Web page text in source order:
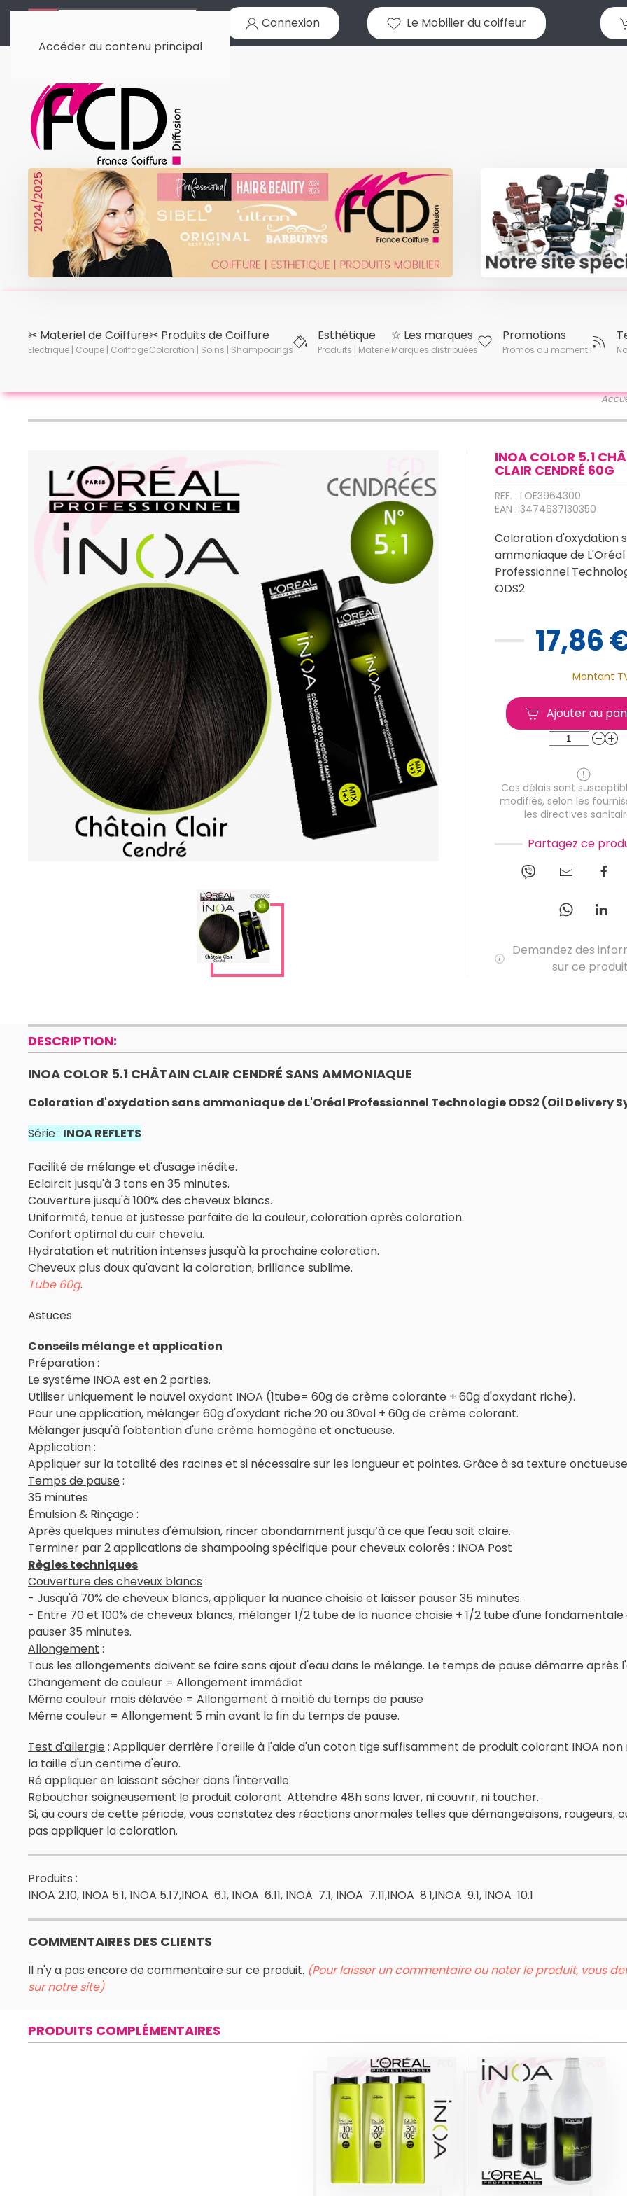
Accéder au contenu principal
Connexion Le Mobilier du coiffeur
✂︎ Materiel de Coiffure
Electrique | Coupe | Coiffage
✂︎ Produits de Coiffure
Coloration | Soins | Shampooings
Esthétique
Produits | Materiel
☆ Les marques
Marques distribuées
Promotions
Promos du moment !
INOA COLOR 5.1
CLAIR CENDRÉ 60G
REF. : LOE3964300
EAN : 3474637130350
Coloration d'oxydation
ammoniaque de L'Oréal
Professionnel
ODS2
17,86
Montant
Ajouter au
Ces délais sont
modifiés, selon les
les directives
Partagez ce
Demandez des
sur ce produit
DESCRIPTION:
INOA COLOR 5.1 CHÂTAIN CLAIR CENDRÉ SANS AMMONIAQUE
Coloration d'oxydation sans ammoniaque de L'Oréal Professionnel Technologie ODS2 (Oil Delivery
Série : INOA REFLETS
Facilité de mélange et d'usage inédite.
Eclaircit jusqu'à 3 tons en 35 minutes.
Couverture jusqu'à 100% des cheveux blancs.
Uniformité, tenue et justesse parfaite de la couleur, coloration après coloration.
Confort optimal du cuir chevelu.
Hydratation et nutrition intenses jusqu'à la prochaine coloration.
Cheveux plus doux qu'avant la coloration, brillance sublime.
Tube 60g.
Astuces
Conseils mélange et application
Préparation:
Le systéme INOA est en 2 parties.
Utiliser uniquement le nouvel oxydant INOA (1tube= 60g de crème colorante + 60g d'oxydant riche).
Pour une application, mélanger 60g d'oxydant riche 20 ou 30vol + 60g de crème colorant.
Mélanger jusqu'à l'obtention d'une crème homogène et onctueuse.
Application:
Appliquer sur la totalité des racines et si nécessaire sur les longueur et pointes. Grâce à sa texture
Temps de pause:
35 minutes
Émulsion & Rinçage :
Après quelques minutes d'émulsion, rincer abondamment jusqu’à ce que l'eau soit claire.
Terminer par 2 applications de shampooing spécifique pour cheveux colorés : INOA Post
Règles techniques
Couverture des cheveux blancs :
- Jusqu'à 70% de cheveux blancs, appliquer la nuance choisie et laisser pauser 35 minutes.
- Entre 70 et 100% de cheveux blancs, mélanger 1/2 tube de la nuance choisie + 1/2 tube d'une
pauser 35 minutes.
Allongement :
Tous les allongements doivent se faire sans ajout d'eau dans le mélange. Le temps de pause démarre après
Changement de couleur = Allongement immédiat
Même couleur mais délavée = Allongement à moitié du temps de pause
Même couleur = Allongement 5 min avant la fin du temps de pause.
Test d'allergie: Appliquer derrière l'oreille à l'aide d'un coton tige suffisamment de produit colorant INOA
la taille d'un centime d'euro.
Ré appliquer en laissant sécher dans l'intervalle.
Reboucher soigneusement le produit colorant. Attendre 48h sans laver, ni couvrir, ni toucher.
Si, au cours de cette période, vous constatez des réactions anormales telles que démangeaisons, rougeurs,
pas appliquer la coloration.
Produits :
INOA 2.10, INOA 5.1, INOA 5.17,INOA 6.1, INOA 6.11, INOA 7.1, INOA 7.11,INOA 8.1,INOA 9.1, INOA 10.1
COMMENTAIRES DES CLIENTS
Il n'y a pas encore de commentaire sur ce produit. (Pour laisser un commentaire ou noter le produit, vous
sur notre site)
PRODUITS COMPLÉMENTAIRES
INOA OXYDANT
Produits
INOA POST
SHAMPOING
COLORATION
1500ML
Produits